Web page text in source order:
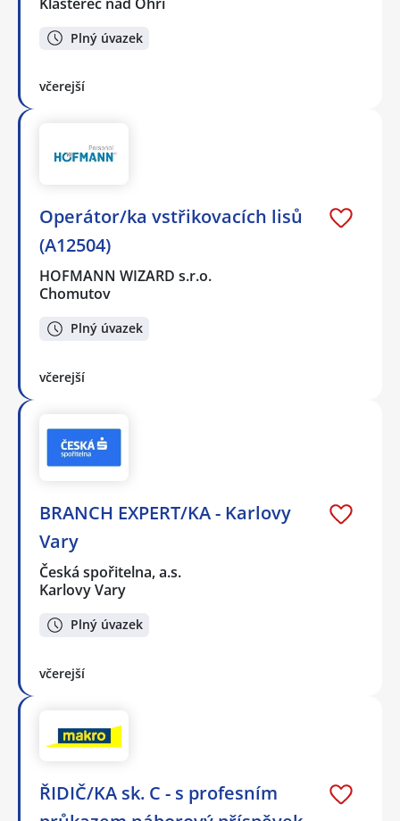
Plný úvazek
včerejší
Operátor/ka vstřikovacích lisů
(A12504)
HOFMANN WIZARD s.r.o.
Chomutov
Plný úvazek
včerejší
BRANCH EXPERT/KA - Karlovy
Vary
Česká spořitelna, a.s.
Karlovy Vary
Plný úvazek
včerejší
ŘIDIČ/KA sk. C - s profesním